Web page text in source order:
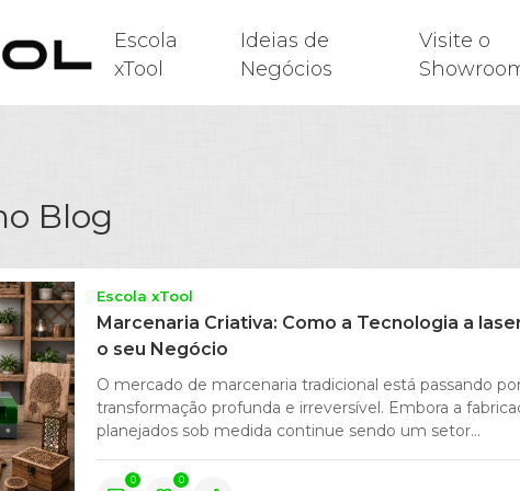
Escola
xTool
Ideias de
Negócios
Visite o
Blog
Escola xTool
Marcenaria Criativa: Como a Tecnologia a
o seu Negócio
O mercado de marcenaria tradicional está passando
transformação profunda e irreversível. Embora a
planejados sob medida continue sendo um setor...
0 0